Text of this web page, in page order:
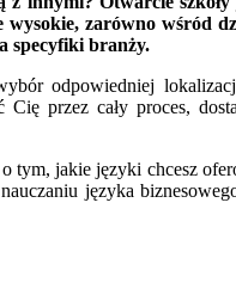
zarówno wśród
specyfiki branży.
odpowiedniej
przez cały proces,
tym, jakie języki chcesz
języka